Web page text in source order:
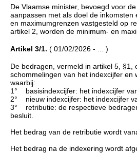
De Vlaamse minister, bevoegd voor
aanpassen met als doel de
en maximumgrenzen vastgesteld op
artikel 2, worden de minimum- en
Artikel 3/1. ( 01/02/2026 - ... )
De bedragen, vermeld in artikel 5,
schommelingen van het indexcijfer
waarbij:
1° basisindexcijfer: het indexcijfer
2° nieuw indexcijfer: het indexcijfer
3° retributie: de respectieve
besluit.
Het bedrag van de retributie wordt
Het bedrag na de indexering wordt